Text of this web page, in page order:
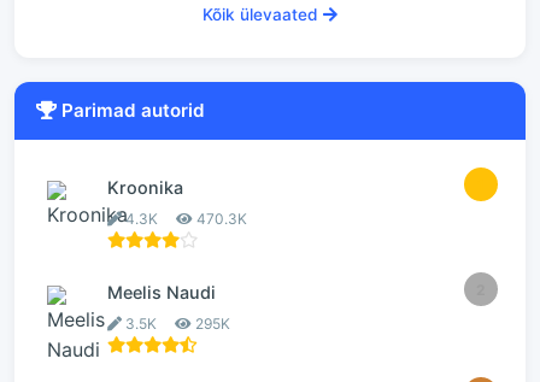
Kõik ülevaated
Parimad autorid
Kroonika
4.3K 470.3K
Meelis Naudi
3.5K 295K